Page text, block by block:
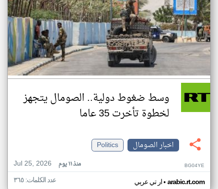
وسط ضغوط دولية.. الصومال يتجهز
لخطوة تأخرت 35 عاما
اخبار الصومال
Politics
Jul 25, 2026
منذ ١١ يوم BG04YE
ار تي عربي• arabic.rt.com عدد الكلمات: ٣٦٥